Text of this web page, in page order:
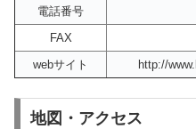
電話番号
FAX
webサイト
http://
地図・アクセス